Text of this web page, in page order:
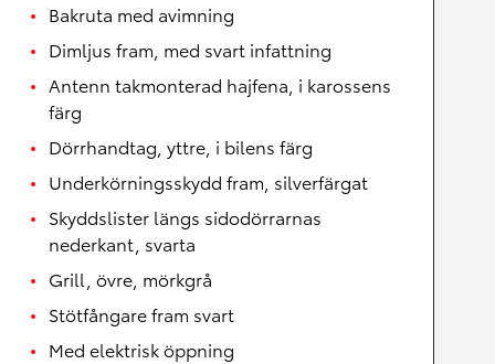
Bakruta med avimning
Dimljus fram, med svart infattning
Antenn takmonterad hajfena, i karossens
färg
Dörrhandtag, yttre, i bilens färg
Underkörningsskydd fram, silverfärgat
Skyddslister längs sidodörrarnas
nederkant, svarta
Grill, övre, mörkgrå
Stötfångare fram svart
Med elektrisk öppning